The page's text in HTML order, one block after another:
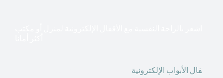
فال الأبواب الإلكترونية